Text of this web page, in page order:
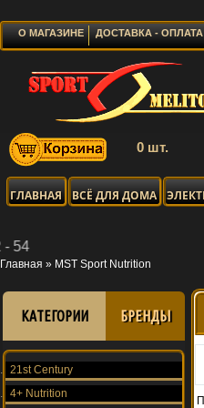
О МАГАЗИНЕ ДОСТАВКА - ОПЛАТА
0 шт.
ГЛАВНАЯ ВСЁ ДЛЯ ДОМА
Главная » MST Sport Nutrition
КАТЕГОРИИ БРЕНДЫ
21st Century
4+ Nutrition